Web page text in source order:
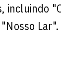
incluindo
Lar".